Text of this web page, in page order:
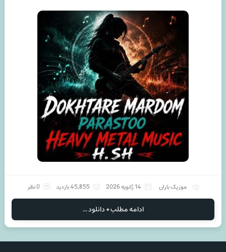
موزیک باران 14 ژانویه 2026 45,855 بازدید 0 نظر
ادامه مطلب + دانلود ...